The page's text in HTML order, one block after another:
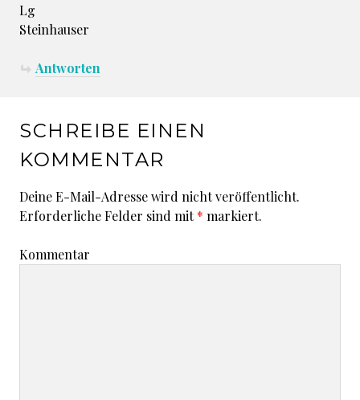
Lg
Steinhauser
Antworten
SCHREIBE EINEN
KOMMENTAR
Deine E-Mail-Adresse wird nicht veröffentlicht.
Erforderliche Felder sind mit* markiert.
Kommentar